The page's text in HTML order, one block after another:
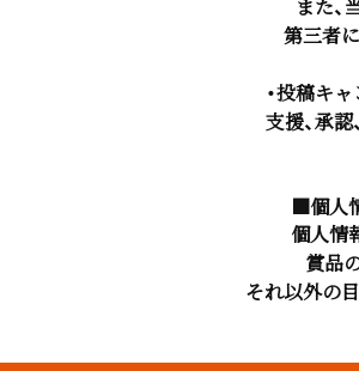
また、
第三者
・投稿キ
支援、承
■個人
個人情
賞品
それ以外の